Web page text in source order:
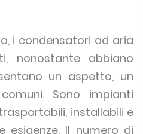
i condensatori ad aria
nonostante abbiano
un aspetto, un
Sono impianti
installabili e
esigenze. Il numero di